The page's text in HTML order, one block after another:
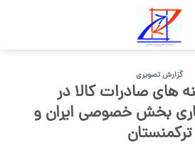
گزارش تصویری
های صادرات کالا در
بخش خصوصی ایران و
ترکمنستان